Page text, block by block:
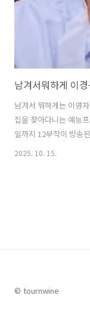
남겨서 뭐하게는 이영
집을 찾아다니는 예능
일까지 12부작이 방송
부터 다시 방송을 시작
손님에게 특별한 음식
2025. 10. 15.
© tournwine